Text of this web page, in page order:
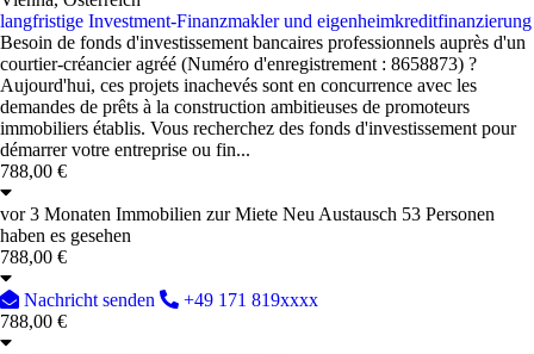
langfristige Investment-Finanzmakler und eigenheimkreditfinanzierung
Besoin de fonds d'investissement bancaires professionnels auprès d'un
courtier-créancier agréé (Numéro d'enregistrement : 8658873) ?
Aujourd'hui, ces projets inachevés sont en concurrence avec les
demandes de prêts à la construction ambitieuses de promoteurs
immobiliers établis. Vous recherchez des fonds d'investissement pour
démarrer votre entreprise ou fin...
788,00 €
vor 3 Monaten Immobilien zur Miete Neu Austausch 53 Personen
haben es gesehen
788,00 €
Nachricht senden
+49 171 819xxxx
788,00 €